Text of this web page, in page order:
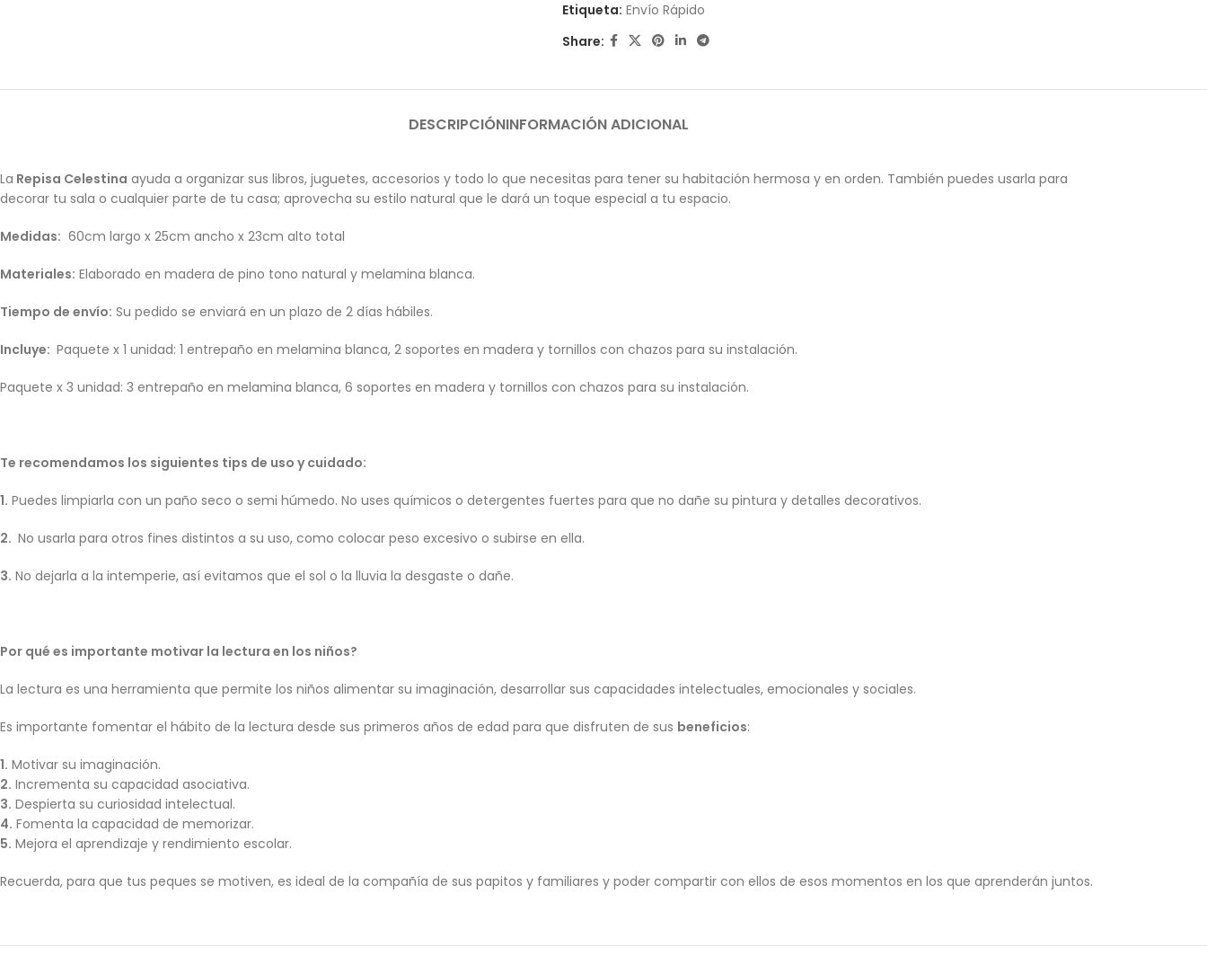
Etiqueta: Envío Rápido
Share:
DESCRIPCIÓNINFORMACIÓN ADICIONAL
La Repisa Celestina ayuda a organizar sus libros, juguetes, accesorios y todo lo que necesitas para tener su habitación hermosa y en orden. También puedes usarla para
decorar tu sala o cualquier parte de tu casa; aprovecha su estilo natural que le dará un toque especial a tu espacio.
Medidas: 60cm largo x 25cm ancho x 23cm alto total
Materiales: Elaborado en madera de pino tono natural y melamina blanca.
Tiempo de envío: Su pedido se enviará en un plazo de 2 días hábiles.
Incluye: Paquete x 1 unidad: 1 entrepaño en melamina blanca, 2 soportes en madera y tornillos con chazos para su instalación.
Paquete x 3 unidad: 3 entrepaño en melamina blanca, 6 soportes en madera y tornillos con chazos para su instalación.
Te recomendamos los siguientes tips de uso y cuidado:
1. Puedes limpiarla con un paño seco o semi húmedo. No uses químicos o detergentes fuertes para que no dañe su pintura y detalles decorativos.
2. No usarla para otros fines distintos a su uso, como colocar peso excesivo o subirse en ella.
3. No dejarla a la intemperie, así evitamos que el sol o la lluvia la desgaste o dañe.
Por qué es importante motivar la lectura en los niños?
La lectura es una herramienta que permite los niños alimentar su imaginación, desarrollar sus capacidades intelectuales, emocionales y sociales.
Es importante fomentar el hábito de la lectura desde sus primeros años de edad para que disfruten de sus beneficios:
1. Motivar su imaginación.
2. Incrementa su capacidad asociativa.
3. Despierta su curiosidad intelectual.
4. Fomenta la capacidad de memorizar.
5. Mejora el aprendizaje y rendimiento escolar.
Recuerda, para que tus peques se motiven, es ideal de la compañía de sus papitos y familiares y poder compartir con ellos de esos momentos en los que aprenderán juntos.